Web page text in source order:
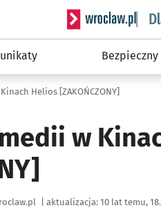
Serwis
Bezpieczny
Helios [ZAKOŃCZONY]
w
aktualizacja: 10 lat temu,